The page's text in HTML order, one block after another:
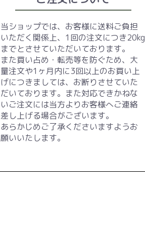
当ショップでは、お客様に送料ご負担
いただく関係上、1回の注文につき20kg
までとさせていただいております。
また買い占め・転売等を防ぐため、大
量注文や1ヶ月内に3回以上のお買い上
げにつきましては、お断りさせていた
だいております。また対応できかねな
いご注文には当方よりお客様へご連絡
差し上げる場合がございます。
あらかじめご了承くださいますようお
願いいたします。